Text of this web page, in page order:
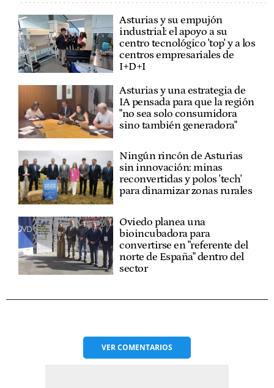
Asturias y su empujón
industrial: el apoyo a su
centro tecnológico 'top' y a los
centros empresariales de
I+D+I
Asturias y una estrategia de
IA pensada para que la región
"no sea solo consumidora
sino también generadora"
Ningún rincón de Asturias
sin innovación: minas
reconvertidas y polos 'tech'
para dinamizar zonas rurales
Oviedo planea una
bioincubadora para
convertirse en "referente del
norte de España" dentro del
sector
VERCOMENTARIOS